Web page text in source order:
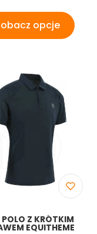
opcje
POLO Z KRÓTKIM
EQUITHEME